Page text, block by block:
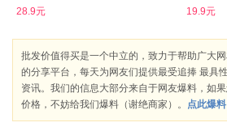
28.9元
19.9元
批发价值得买是一个中立的，致力于帮助广大
的分享平台，每天为网友们提供最受追捧 最具
资讯。我们的信息大部分来自于网友爆料，如
价格，不妨给我们爆料（谢绝商家）。
点此爆料